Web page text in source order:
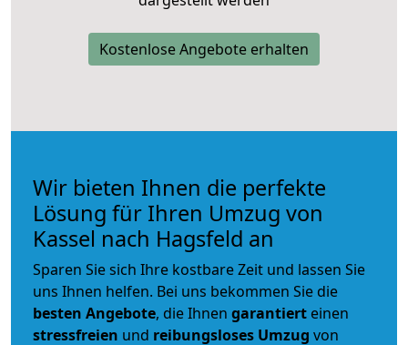
Kostenlose Angebote erhalten
Wir bieten Ihnen die perfekte
Lösung für Ihren Umzug von
Kassel nach Hagsfeld an
Sparen Sie sich Ihre kostbare Zeit und lassen Sie
uns Ihnen helfen. Bei uns bekommen Sie die
besten Angebote, die Ihnen garantiert einen
stressfreien und reibungsloses Umzug von